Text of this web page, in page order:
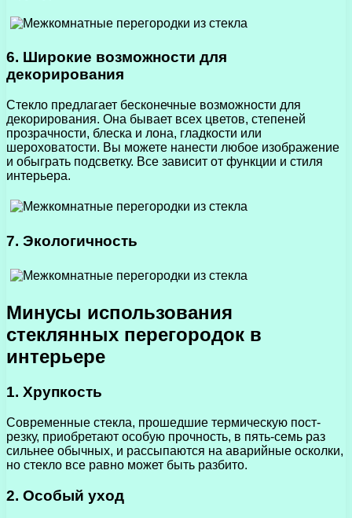
6. Широкие возможности для
декорирования
Стекло предлагает бесконечные возможности для
декорирования. Она бывает всех цветов, степеней
прозрачности, блеска и лона, гладкости или
шероховатости. Вы можете нанести любое изображение
и обыграть подсветку. Все зависит от функции и стиля
интерьера.
7. Экологичность
Минусы использования
стеклянных перегородок в
интерьере
1. Хрупкость
Современные стекла, прошедшие термическую пост-
резку, приобретают особую прочность, в пять-семь раз
сильнее обычных, и рассыпаются на аварийные осколки,
но стекло все равно может быть разбито.
2. Особый уход